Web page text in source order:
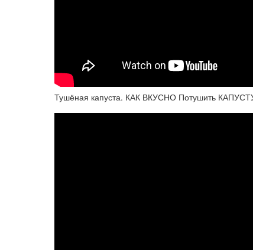
Тушёная капуста. КАК ВКУСНО Потушить